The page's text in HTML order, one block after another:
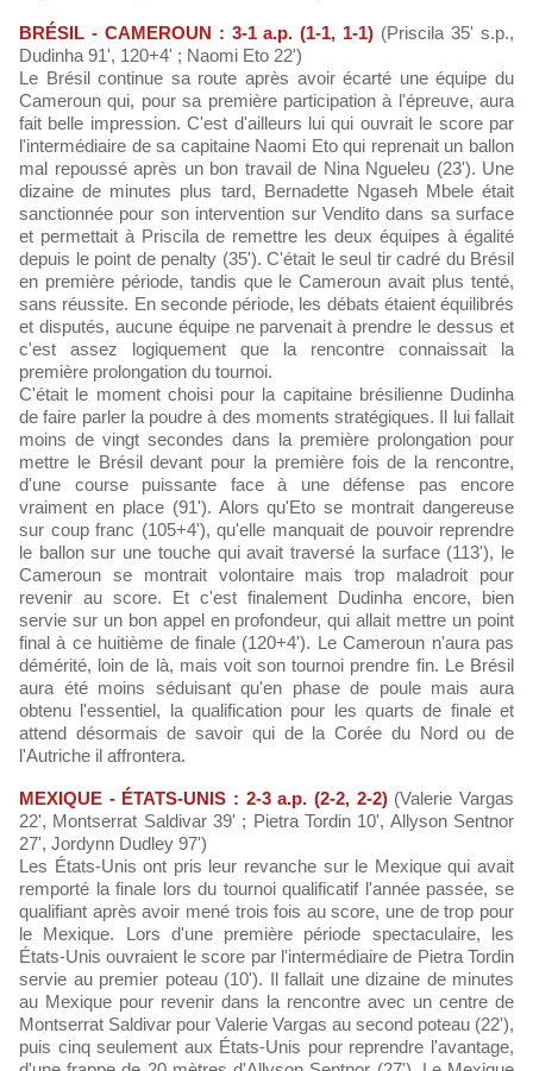
BRÉSIL - CAMEROUN : 3-1 a.p. (1-1, 1-1) (Priscila 35' s.p.,
Dudinha 91', 120+4' ; Naomi Eto 22')
Le Brésil continue sa route après avoir écarté une équipe du
Cameroun qui, pour sa première participation à l'épreuve, aura
fait belle impression. C'est d'ailleurs lui qui ouvrait le score par
l'intermédiaire de sa capitaine Naomi Eto qui reprenait un ballon
mal repoussé après un bon travail de Nina Ngueleu (23'). Une
dizaine de minutes plus tard, Bernadette Ngaseh Mbele était
sanctionnée pour son intervention sur Vendito dans sa surface
et permettait à Priscila de remettre les deux équipes à égalité
depuis le point de penalty (35'). C'était le seul tir cadré du Brésil
en première période, tandis que le Cameroun avait plus tenté,
sans réussite. En seconde période, les débats étaient équilibrés
et disputés, aucune équipe ne parvenait à prendre le dessus et
c'est assez logiquement que la rencontre connaissait la
première prolongation du tournoi.
C'était le moment choisi pour la capitaine brésilienne Dudinha
de faire parler la poudre à des moments stratégiques. Il lui fallait
moins de vingt secondes dans la première prolongation pour
mettre le Brésil devant pour la première fois de la rencontre,
d'une course puissante face à une défense pas encore
vraiment en place (91'). Alors qu'Eto se montrait dangereuse
sur coup franc (105+4'), qu'elle manquait de pouvoir reprendre
le ballon sur une touche qui avait traversé la surface (113'), le
Cameroun se montrait volontaire mais trop maladroit pour
revenir au score. Et c'est finalement Dudinha encore, bien
servie sur un bon appel en profondeur, qui allait mettre un point
final à ce huitième de finale (120+4'). Le Cameroun n'aura pas
démérité, loin de là, mais voit son tournoi prendre fin. Le Brésil
aura été moins séduisant qu'en phase de poule mais aura
obtenu l'essentiel, la qualification pour les quarts de finale et
attend désormais de savoir qui de la Corée du Nord ou de
l'Autriche il affrontera.
MEXIQUE - ÉTATS-UNIS : 2-3 a.p. (2-2, 2-2)(Valerie Vargas
22', Montserrat Saldivar 39' ; Pietra Tordin 10', Allyson Sentnor
27', Jordynn Dudley 97')
Les États-Unis ont pris leur revanche sur le Mexique qui avait
remporté la finale lors du tournoi qualificatif l'année passée, se
qualifiant après avoir mené trois fois au score, une de trop pour
le Mexique. Lors d'une première période spectaculaire, les
États-Unis ouvraient le score par l'intermédiaire de Pietra Tordin
servie au premier poteau (10'). Il fallait une dizaine de minutes
au Mexique pour revenir dans la rencontre avec un centre de
Montserrat Saldivar pour Valerie Vargas au second poteau (22'),
puis cinq seulement aux États-Unis pour reprendre l'avantage,